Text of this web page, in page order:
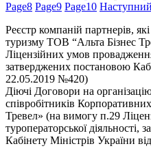
Page8 Page9 Page10
Реєстр компаній партнерів,
туризму ТОВ “Альта Бізнес
Ліцензійних умов
затверджених постановою
22.05.2019 №420)
Діючі Договори на
співробітників
Тревел» (на вимогу п.29
туроператорської
Кабінету Міністрів України